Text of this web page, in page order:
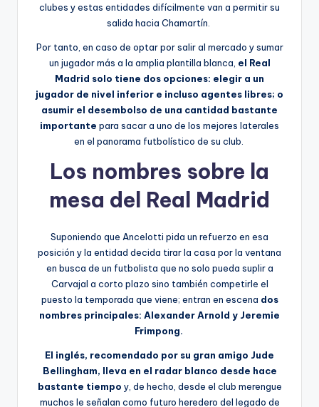
clubes y estas entidades difícilmente van a permitir su
salida hacia Chamartín.
Por tanto, en caso de optar por salir al mercado y sumar
un jugador más a la amplia plantilla blanca, el Real
Madrid solo tiene dos opciones: elegir a un
jugador de nivel inferior e incluso agentes libres; o
asumir el desembolso de una cantidad bastante
importante para sacar a uno de los mejores laterales
en el panorama futbolístico de su club.
Los nombres sobre la
mesa del Real Madrid
Suponiendo que Ancelotti pida un refuerzo en esa
posición y la entidad decida tirar la casa por la ventana
en busca de un futbolista que no solo pueda suplir a
Carvajal a corto plazo sino también competirle el
puesto la temporada que viene; entran en escena dos
nombres principales: Alexander Arnold y Jeremie
Frimpong.
El inglés, recomendado por su gran amigo Jude
Bellingham, lleva en el radar blanco desde hace
bastante tiempo y, de hecho, desde el club merengue
muchos le señalan como futuro heredero del legado de